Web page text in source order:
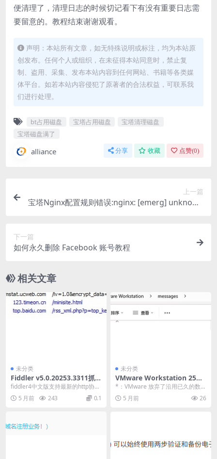
便清理了，清理日志的时候切记看下有没有重要日志需
要留意的。教程结束谢谢观看。
声明：本站所有文章，如无特殊说明或标注，均为本站原
创发布。任何个人或组织，在未征得本站同意时，禁止复
制、盗用、采集、发布本站内容到任何网站、书籍等各类媒
体平台。如若本站内容侵犯了原著者的合法权益，可联系我
们进行处理。
bt占用磁盘 宝塔占用磁盘
宝塔清理磁盘
宝塔磁盘满了
alliance 分享 收藏 点赞(0)
上一篇
宝塔Nginx配置规则错误:nginx: [emerg] unknown
下一篇
如何永久删除 Facebook 账号教程
相关文章
未分类
Fiddler v5.0.20253.3311抓包
工具中文版
fiddler4中文版支持最新的http协
议，在日常的使用过程中能够保证
用户的基...
5 月前 243 0.1
未分类
VMware Workstation 25H2
中文设置教程
*：VMware 放弃了沿用已久的数字
版本号（如 17.6.X），转而采用与
微软...5 月前 26